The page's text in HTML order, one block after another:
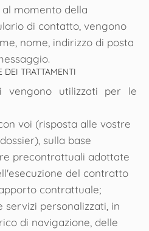
momento della
di contatto, vengono
nome, indirizzo di posta
DEI TRATTAMENTI
vengono utilizzati per le
voi (risposta alle vostre
sulla base
precontrattuali adottate
del contratto
contrattuale;
personalizzati, in
di navigazione, delle